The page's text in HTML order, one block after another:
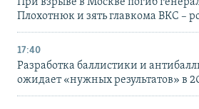
При взрыве в Москве погиб
Плохотнюк и зять главкома ВКС –
17:40
Разработка баллистики и
ожидает «нужных результатов» в